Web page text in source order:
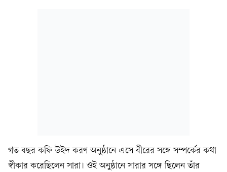
গত বছর কফি উইদ করণ অনুষ্ঠানে এসে বীরের সঙ্গে সম্পর্কের কথা
স্বীকার করেছিলেন সারা। ওই অনুষ্ঠানে সারার সঙ্গে ছিলেন তাঁর